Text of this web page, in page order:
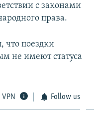
с законами
права.
что поездки
не имеют статуса
Follow us